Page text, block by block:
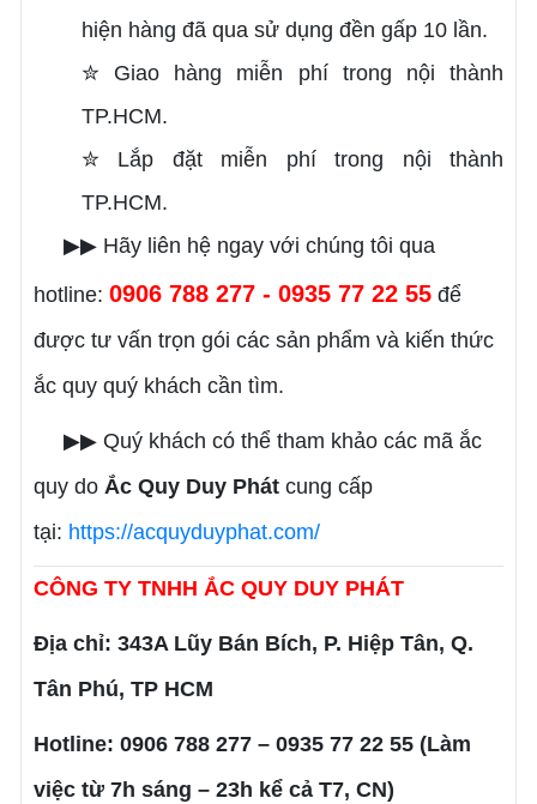
hiện hàng đã qua sử dụng đền gấp 10 lần.
✮ Giao hàng miễn phí trong nội thành
TP.HCM.
✮ Lắp đặt miễn phí trong nội thành
TP.HCM.
▶▶ Hãy liên hệ ngay với chúng tôi qua
hotline: 0906 788 277 - 0935 77 22 55để
được tư vấn trọn gói các sản phẩm và kiến thức
ắc quy quý khách cần tìm.
▶▶ Quý khách có thể tham khảo các mã ắc
quy do Ắc Quy Duy Phátcung cấp
tại: https://acquyduyphat.com/
CÔNG TY TNHH ẮC QUY DUY PHÁT
Địa chỉ: 343A Lũy Bán Bích, P. Hiệp Tân, Q.
Tân Phú, TP HCM
Hotline: 0906 788 277 – 0935 77 22 55 (Làm
việc từ 7h sáng – 23h kể cả T7, CN)